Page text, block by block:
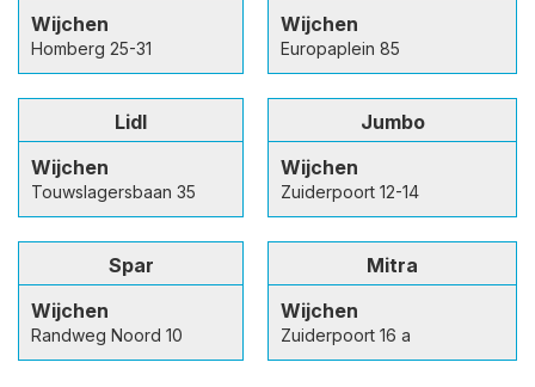
Wijchen
Homberg 25-31
Wijchen
Europaplein 85
Lidl
Wijchen
Touwslagersbaan 35
Jumbo
Wijchen
Zuiderpoort 12-14
Spar
Wijchen
Randweg Noord 10
Mitra
Wijchen
Zuiderpoort 16 a